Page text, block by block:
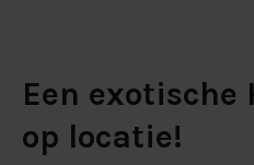
Een
op locatie!